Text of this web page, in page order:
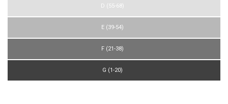
D (55-68)
E (39-54)
F (21-38)
G (1-20)